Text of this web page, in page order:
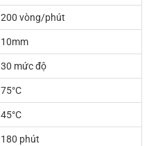
200 vòng/phút
10mm
30 mức độ
75°C
45°C
180 phút